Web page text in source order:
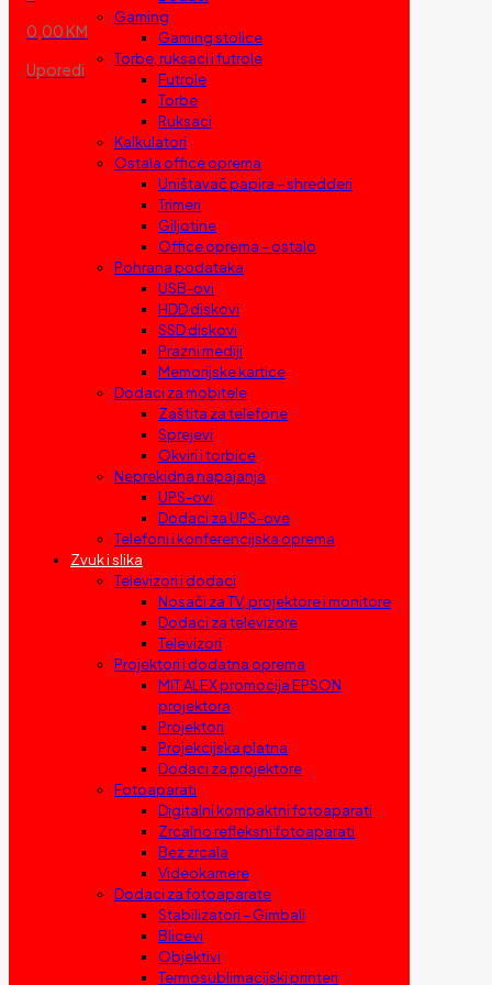
0,00 KM
Uporedi
Gaming
Gaming stolice
Torbe, ruksaci i futrole
Futrole
Torbe
Ruksaci
Kalkulatori
Ostala office oprema
Uništavač papira – shredderi
Trimeri
Giljotine
Office oprema – ostalo
Pohrana podataka
USB-ovi
HDD diskovi
SSD diskovi
Prazni mediji
Memorijske kartice
Dodaci za mobitele
Zaštita za telefone
Sprejevi
Okviri i torbice
Neprekidna napajanja
UPS-ovi
Dodaci za UPS-ove
Telefoni i konferencijska oprema
Zvuk i slika
Televizori i dodaci
Nosači za TV, projektore i monitore
Dodaci za televizore
Televizori
Projektori i dodatna oprema
MIT ALEX promocija EPSON
projektora
Projektori
Projekcijska platna
Dodaci za projektore
Fotoaparati
Digitalni kompaktni fotoaparati
Zrcalno refleksni fotoaparati
Bez zrcala
Videokamere
Dodaci za fotoaparate
Stabilizatori – Gimbali
Blicevi
Objektivi
Termosublimacijski printeri